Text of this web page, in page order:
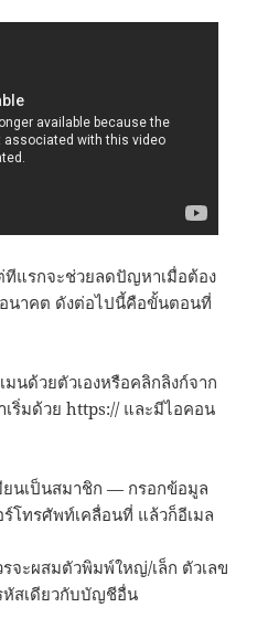
ทีแรกจะช่วยลดปัญหาเมื่อต้อง
นาคต ดังต่อไปนี้คือขั้นตอนที่
นด้วยตัวเองหรือคลิกลิงก์จาก
เริ่มด้วย https:// และมีไอคอน
ยนเป็นสมาชิก — กรอกข้อมูล
โทรศัพท์เคลื่อนที่ แล้วก็อีเมล
จะผสมตัวพิมพ์ใหญ่/เล็ก ตัวเลข
สเดียวกับบัญชีอื่น